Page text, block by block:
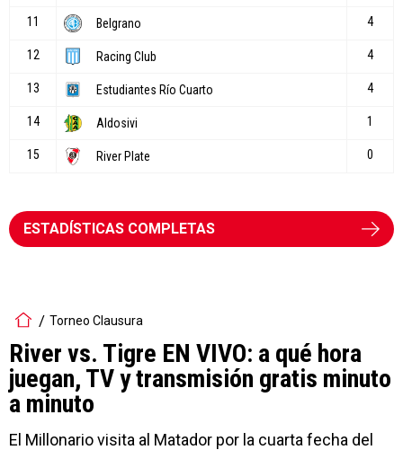
ESTADÍSTICAS COMPLETAS
Torneo Clausura
River vs. Tigre EN VIVO: a qué hora
juegan, TV y transmisión gratis minuto
a minuto
El Millonario visita al Matador por la cuarta fecha del